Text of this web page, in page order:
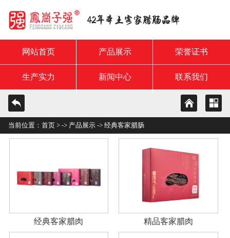
网站首页 产品展示 荣誉证书
生产实力 新闻中心 联系我们
当前位置： 首页 > -> 产品展示 -> 经典客家腊肠
经典客家腊肉 精品客家腊肉